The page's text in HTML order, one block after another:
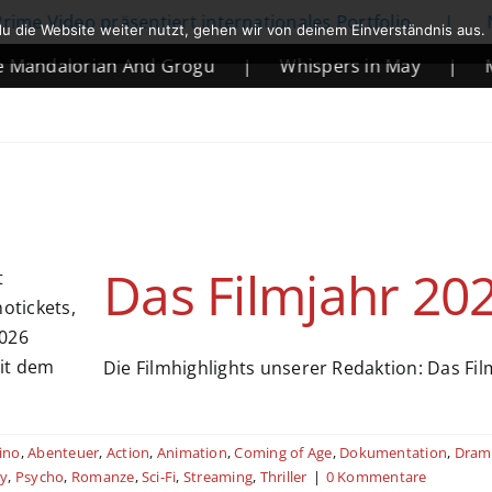
Video präsentiert internationales Portfolio |
And Grogu | Whispers in May |
Das Filmjahr
Die Filmhighlights unserer Redaktion: Das
,Abenteuer, Action, Animation,Coming of Age, Dokumentation,
, Psycho, Romanze,Sci-Fi, Streaming, Thriller | 0 Kommentare
die Website weiter nutzt, gehen wir von deinem Einverständnis aus.